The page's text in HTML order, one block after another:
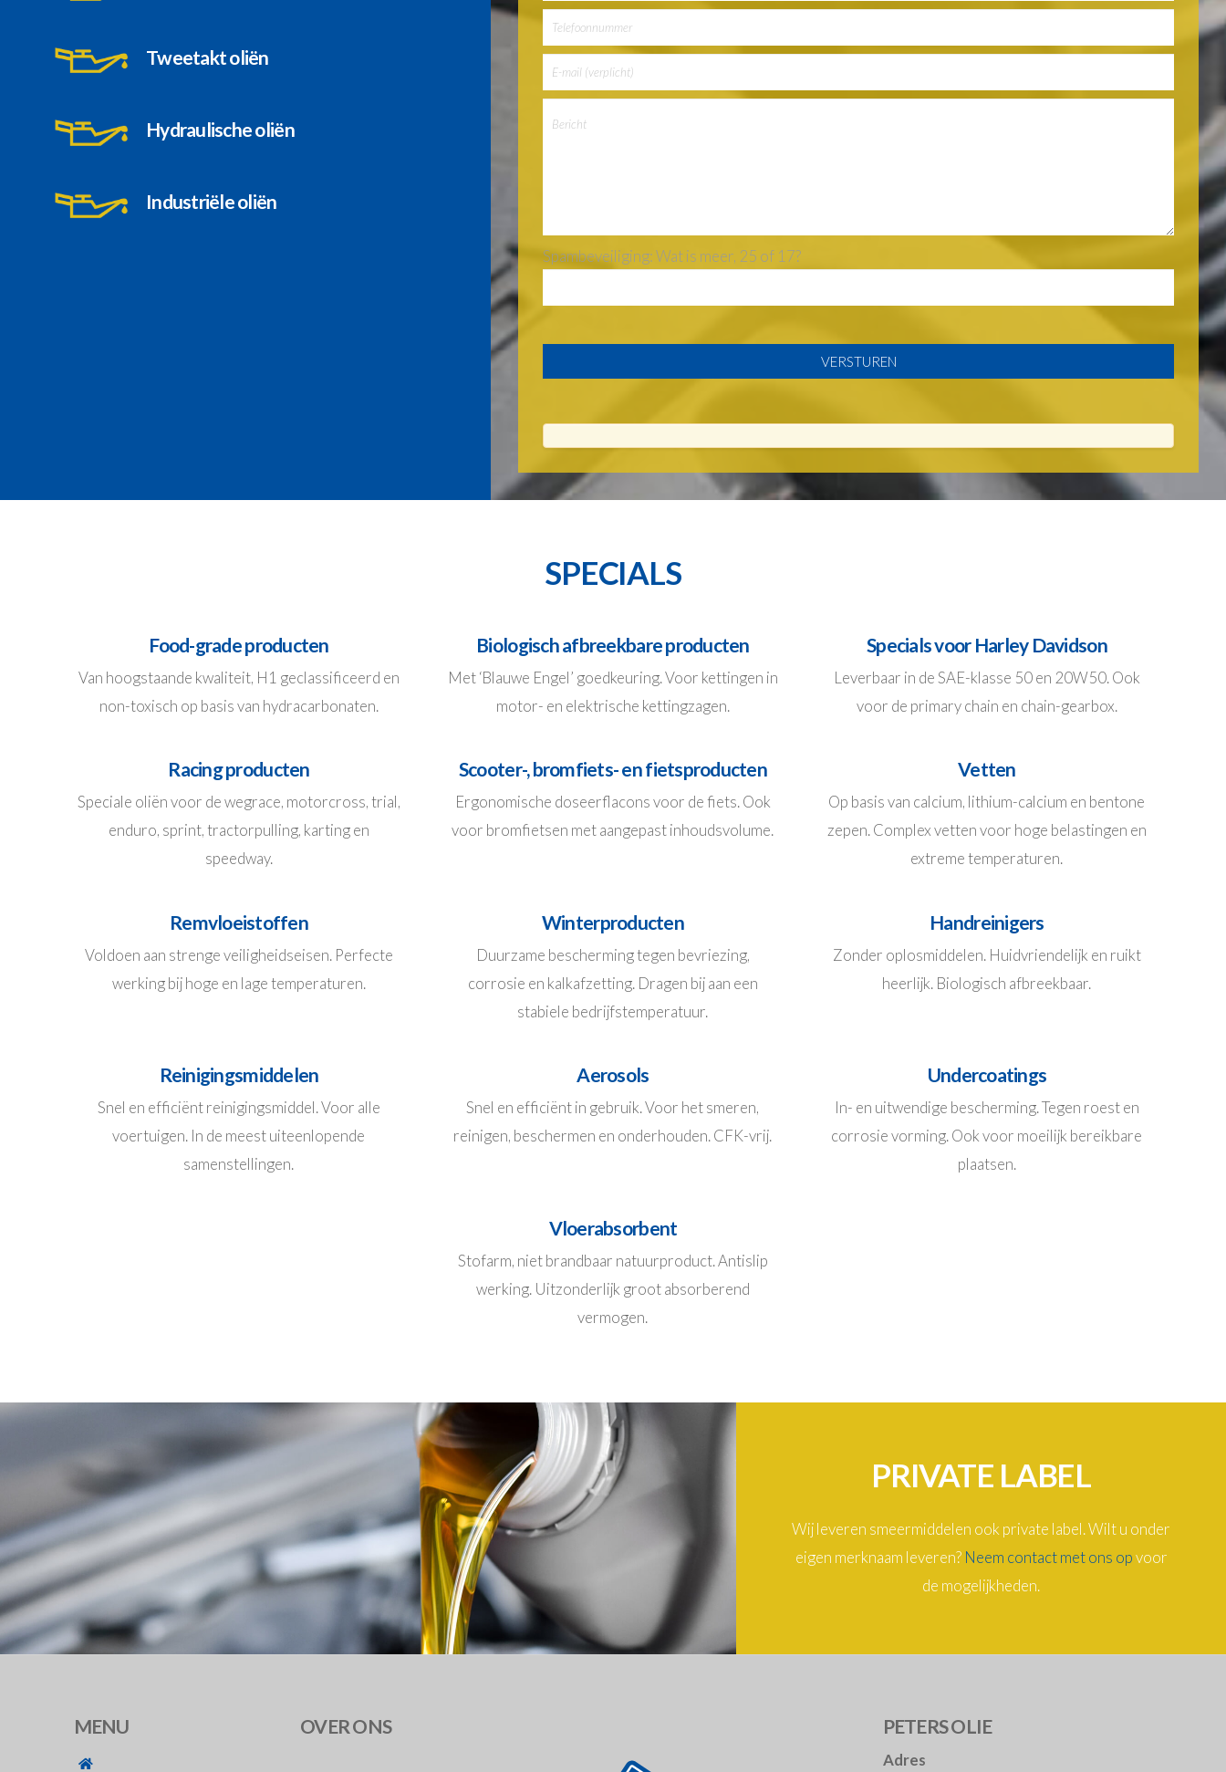
Tweetakt oliën
Hydraulische oliën
Industriële oliën
Spambeveiliging: Wat is meer, 25 of 17?
SPECIALS
Food-grade producten
Van hoogstaande kwaliteit, H1 geclassificeerd en
non-toxisch op basis van hydracarbonaten.
Biologisch afbreekbare producten
Met ‘Blauwe Engel’ goedkeuring. Voor kettingen in
motor- en elektrische kettingzagen.
Specials voor Harley Davidson
Leverbaar in de SAE-klasse 50 en 20W50. Ook
voor de primary chain en chain-gearbox.
Racing producten
Speciale oliën voor de wegrace, motorcross, trial,
enduro, sprint, tractorpulling, karting en
speedway.
Scooter-, bromfiets- en fietsproducten
Ergonomische doseerflacons voor de fiets. Ook
voor bromfietsen met aangepast inhoudsvolume.
Vetten
Op basis van calcium, lithium-calcium en bentone
zepen. Complex vetten voor hoge belastingen en
extreme temperaturen.
Remvloeistoffen
Voldoen aan strenge veiligheidseisen. Perfecte
werking bij hoge en lage temperaturen.
Winterproducten
Duurzame bescherming tegen bevriezing,
corrosie en kalkafzetting. Dragen bij aan een
stabiele bedrijfstemperatuur.
Handreinigers
Zonder oplosmiddelen. Huidvriendelijk en ruikt
heerlijk. Biologisch afbreekbaar.
Reinigingsmiddelen
Snel en efficiënt reinigingsmiddel. Voor alle
voertuigen. In de meest uiteenlopende
samenstellingen.
Aerosols
Snel en efficiënt in gebruik. Voor het smeren,
reinigen, beschermen en onderhouden. CFK-vrij.
Undercoatings
In- en uitwendige bescherming. Tegen roest en
corrosie vorming. Ook voor moeilijk bereikbare
plaatsen.
Vloerabsorbent
Stofarm, niet brandbaar natuurproduct. Antislip
werking. Uitzonderlijk groot absorberend
vermogen.
PRIVATE LABEL
Wij leveren smeermiddelen ook private label. Wilt u onder
eigen merknaam leveren? Neem contact met ons opvoor
de mogelijkheden.
MENU OVER ONS PETERS OLIE
Adres